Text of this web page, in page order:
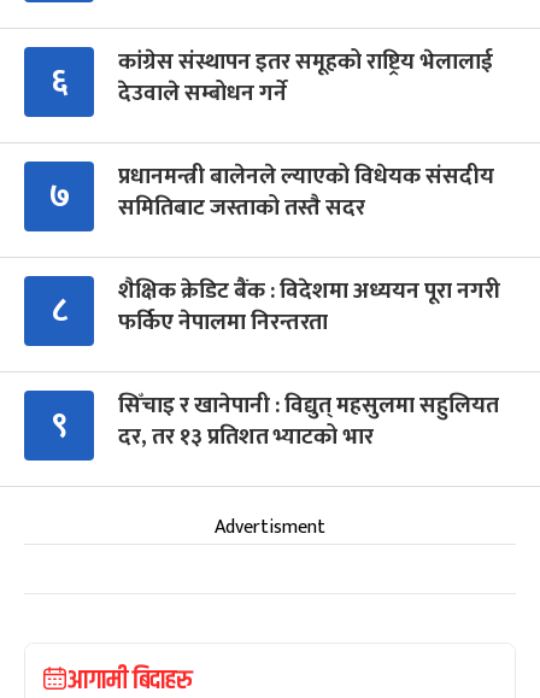
६
कांग्रेस संस्थापन इतर समूहको राष्ट्रिय भेलालाई
देउवाले सम्बोधन गर्ने
७
प्रधानमन्त्री बालेनले ल्याएको विधेयक संसदीय
समितिबाट जस्ताको तस्तै सदर
८
शैक्षिक क्रेडिट बैंक : विदेशमा अध्ययन पूरा नगरी
फर्किए नेपालमा निरन्तरता
९
सिँचाइ र खानेपानी : विद्युत् महसुलमा सहुलियत
दर, तर १३ प्रतिशत भ्याटको भार
Advertisment
आगामी बिदाहरु